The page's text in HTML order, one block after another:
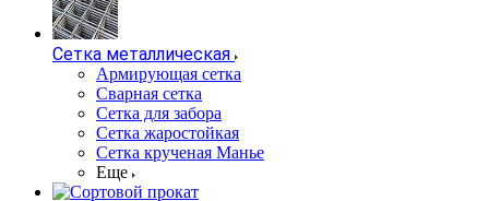
Сетка металлическая
Армирующая сетка
Сварная сетка
Сетка для забора
Сетка жаростойкая
Сетка крученая Манье
Еще